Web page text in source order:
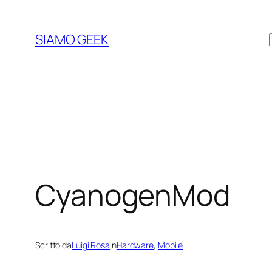
contenuto
SIAMO GEEK
CyanogenMod
Scritto daLuigi RosainHardware, Mobile